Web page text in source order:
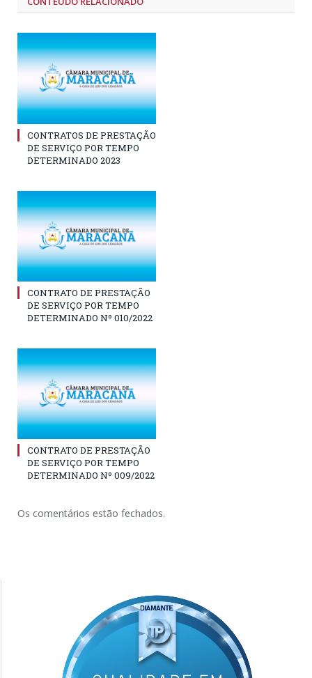
CONTRATOS DE PRESTAÇÃO
DE SERVIÇO POR TEMPO
DETERMINADO 2023
CONTRATO DE PRESTAÇÃO
DE SERVIÇO POR TEMPO
DETERMINADO Nº 010/2022
CONTRATO DE PRESTAÇÃO
DE SERVIÇO POR TEMPO
DETERMINADO Nº 009/2022
Os comentários estão fechados.